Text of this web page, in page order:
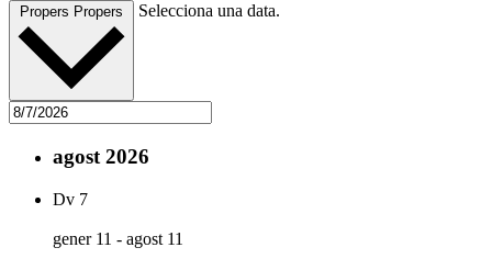
Propers Propers Selecciona una data.
agost 2026
Dv 7
gener 11 - agost 11